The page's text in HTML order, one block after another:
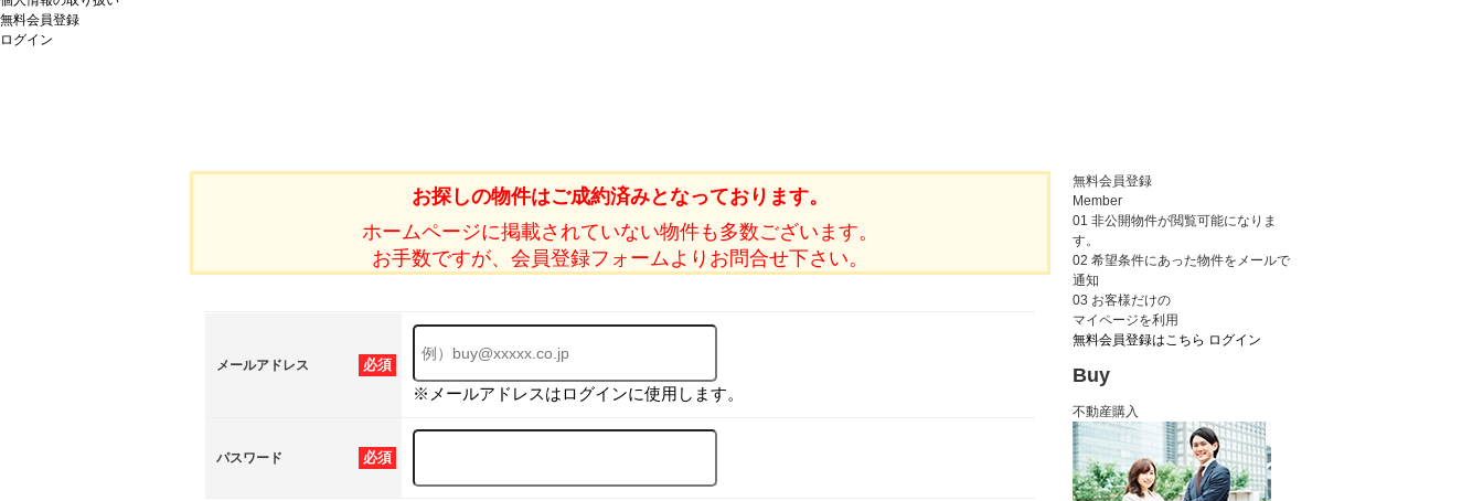
無料会員登録
ログイン
お探しの物件はご成約済みとなっております。
ホームページに掲載されていない物件も多数ございます。
お手数ですが、会員登録フォームよりお問合せ下さい。
必須
メールアドレス
※メールアドレスはログインに使用します。
必須
パスワード
無料会員登録
Member
01 非公開物件が閲覧可能になりま
す。
02 希望条件にあった物件をメールで
通知
03 お客様だけの
マイページを利用
無料会員登録はこちら ログイン
Buy
不動産購入